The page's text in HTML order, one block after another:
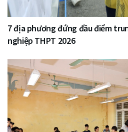
7 địa phương đứng đầu điểm
nghiệp THPT 2026